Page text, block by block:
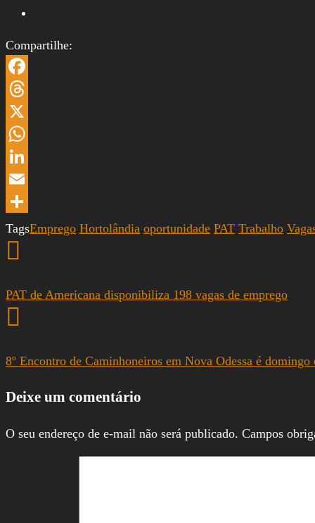
Compartilhe:
Facebook
Threads
X
WhatsApp
LinkedIn
Email
Share
TagsEmprego Hortolândia oportunidade PAT Trabalho
PAT de Americana disponibiliza 198 vagas de emprego
8º Encontro de Caminhoneiros em Nova Odessa é
Deixe um comentário
O seu endereço de e-mail não será publicado. Campos